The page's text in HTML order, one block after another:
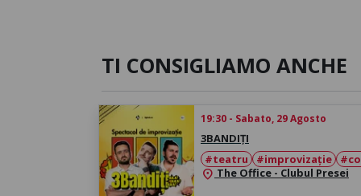
TI CONSIGLIAMO ANCHE
19:30 - Sabato, 29 Agosto
3BANDIȚI
#teatru
#improvizație
location_on The Office - Clubul Presei